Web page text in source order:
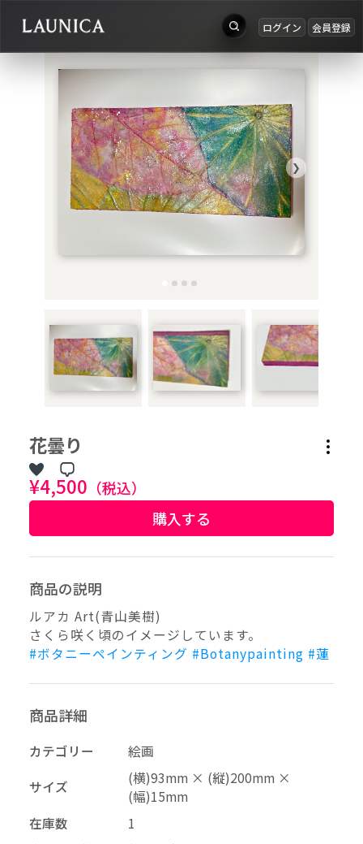
ログイン 会員登録
Search
作品＋アーティスト
キーワード
カテゴリ
作品タグ
アーティストタグ
価格（指定）
サイズ（mm）
縦
幅
配送料の負担
ログイン
会員登録 ❯
花曇り
¥4,500 （税込）
購入する
商品の説明
ルアカ Art(青山美樹)
さくら咲く頃のイメージしています。
#ボタニーペインティング #Botanypainting #蓮
商品詳細
カテゴリー
絵画
サイズ
(横)93mm × (縦)200mm ×
(幅)15mm
在庫数
1